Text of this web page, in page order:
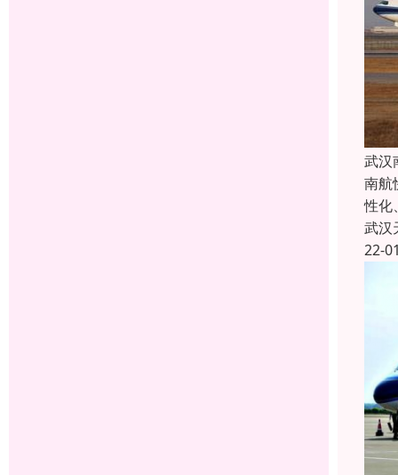
武汉
南航
性化
武汉
22-